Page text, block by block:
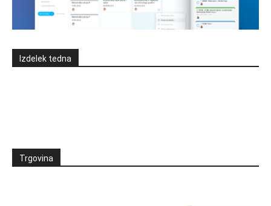
Izdelek tedna
Trgovina